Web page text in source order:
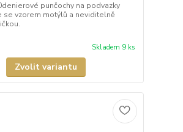
punčochy na podvazky
se vzorem motýlů a neviditelně
Skladem 9 ks
Zvolit variantu